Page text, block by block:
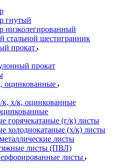
гнутый
низколегированный
стальной шестигранник
прокат
прокат
оцинкованные
х/к, оцинкованные
горячекатаные (г/к) листы
холоднокатаные (х/к) листы
листы
листы (ПВЛ)
листы